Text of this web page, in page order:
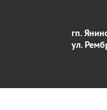
гп.
ул.